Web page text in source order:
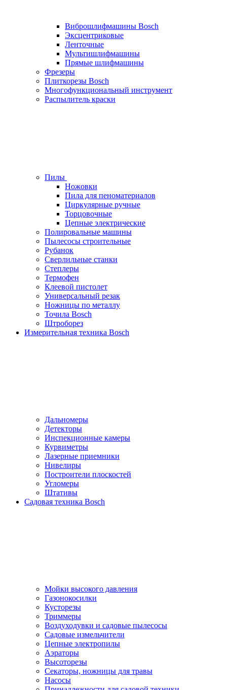
Виброшлифмашины Bosch
Эксцентриковые
Ленточные
Мультишлифмашины
Прямые шлифмашины
Фрезеры
Плиткорезы Bosch
Многофункциональный инструмент
Распылитель краски
Пилы
Ножовки
Пила для пеноматериалов
Циркулярные ручные
Торцовочные
Цепные электрические
Полировальные машины
Пылесосы cтроительные
Рубанок
Сверлильные станки
Степлеры
Термофен
Клеевой пистолет
Универсальный резак
Ножницы по металлу
Точила Bosch
Штроборез
Измерительная техника Bosch
Дальномеры
Детекторы
Инспекционные камеры
Курвиметры
Лазерные приемники
Нивелиры
Построители плоскостей
Угломеры
Штативы
Садовая техника Bosch
Мойки высокого давления
Газонокосилки
Кусторезы
Триммеры
Воздуходувки и садовые пылесосы
Садовые измельчители
Цепные электропилы
Аэраторы
Высоторезы
Секаторы, нoжницы для травы
Насосы